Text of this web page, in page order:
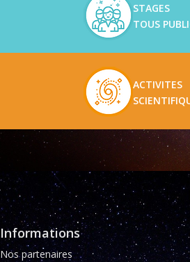
STAGES
TOUS
ACTIVITES
Informations
Nos partenaires